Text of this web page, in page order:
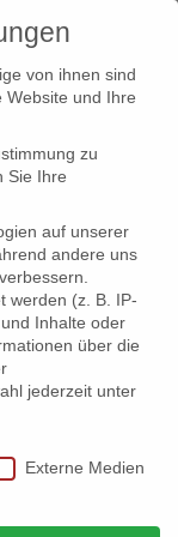
von ihnen sind
Website und Ihre
zu
Sie Ihre
auf unserer
andere uns
werden (z. B. IP-
Inhalte oder
über die
jederzeit unter
Externe Medien